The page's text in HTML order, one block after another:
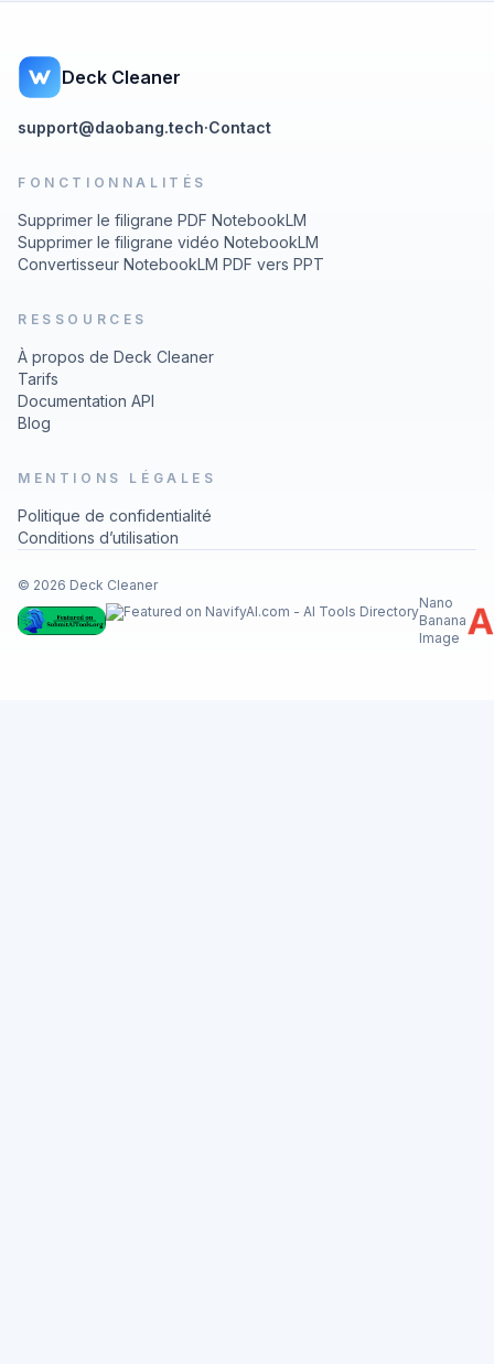
Deck Cleaner
support@daobang.tech·Contact
FONCTIONNALITÉS
Supprimer le filigrane PDF NotebookLM
Supprimer le filigrane vidéo NotebookLM
Convertisseur NotebookLM PDF vers PPT
RESSOURCES
À propos de Deck Cleaner
Tarifs
Documentation API
Blog
MENTIONS LÉGALES
Politique de confidentialité
Conditions d’utilisation
© 2026 Deck Cleaner
Nano
Banana
Image